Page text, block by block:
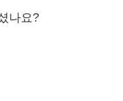
나요?